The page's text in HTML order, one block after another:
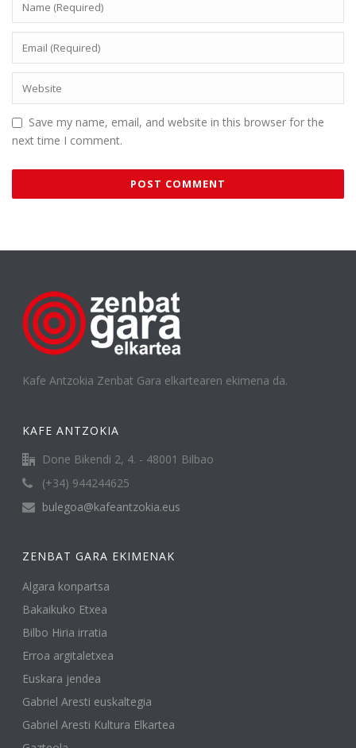
Save my name, email, and website in this browser for the
next time I comment.
Kafe Antzokia Zenbat Gara elkartearen ekimena da.
KAFE ANTZOKIA
Done Bikendi 2, 4. - 48001 Bilbao
(+34) 944244625
bulegoa@kafeantzokia.eus
ZENBAT GARA EKIMENAK
Algara konpartsa
Bakaikuko Etxea
Bilbo Hiria irratia
Erroa argitaletxea
Euskara jendea
Gabriel Aresti euskaltegia
Gabriel Aresti Kultura Elkartea